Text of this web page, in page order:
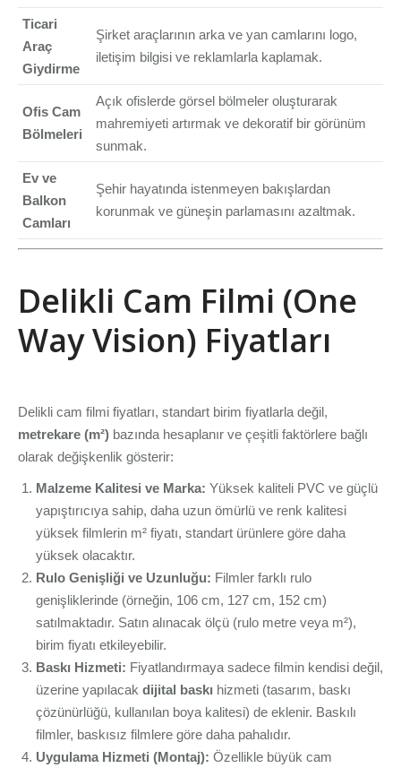
Ticari
Araç
Giydirme
Şirket araçlarının arka ve yan camlarını logo,
iletişim bilgisi ve reklamlarla kaplamak.
Ofis Cam
Bölmeleri
Açık ofislerde görsel bölmeler oluşturarak
mahremiyeti artırmak ve dekoratif bir görünüm
sunmak.
Ev ve
Balkon
Camları
Şehir hayatında istenmeyen bakışlardan
korunmak ve güneşin parlamasını azaltmak.
Delikli Cam Filmi (One
Way Vision) Fiyatları
Delikli cam filmi fiyatları, standart birim fiyatlarla değil,
metrekare (m²) bazında hesaplanır ve çeşitli faktörlere bağlı
olarak değişkenlik gösterir:
Malzeme Kalitesi ve Marka: Yüksek kaliteli PVC ve güçlü
yapıştırıcıya sahip, daha uzun ömürlü ve renk kalitesi
yüksek filmlerin m² fiyatı, standart ürünlere göre daha
yüksek olacaktır.
Rulo Genişliği ve Uzunluğu: Filmler farklı rulo
genişliklerinde (örneğin, 106 cm, 127 cm, 152 cm)
satılmaktadır. Satın alınacak ölçü (rulo metre veya m²),
birim fiyatı etkileyebilir.
Baskı Hizmeti: Fiyatlandırmaya sadece filmin kendisi değil,
üzerine yapılacak dijital baskı hizmeti (tasarım, baskı
çözünürlüğü, kullanılan boya kalitesi) de eklenir. Baskılı
filmler, baskısız filmlere göre daha pahalıdır.
Uygulama Hizmeti (Montaj): Özellikle büyük cam